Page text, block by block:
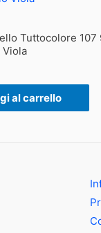
Tuttocolore 107
Viola
al carrello